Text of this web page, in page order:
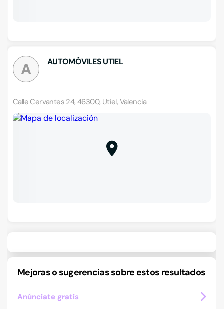
A AUTOMÓVILES UTIEL
Calle Cervantes 24, 46300, Utiel, Valencia
Mejoras o sugerencias sobre estos resultados
Anúnciate gratis